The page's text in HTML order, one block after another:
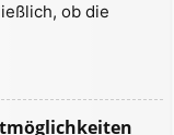
ob die